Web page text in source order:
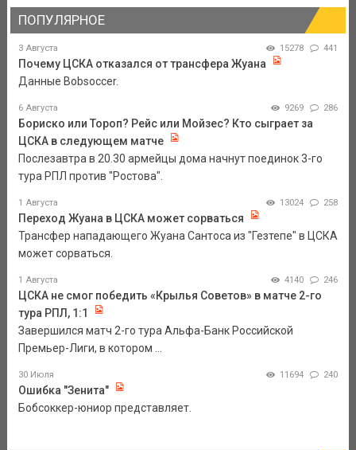
ПОПУЛЯРНОЕ
3 Августа 15278 441
Почему ЦСКА отказался от трансфера Жуана
Данные Bobsoccer.
6 Августа 9269 286
Бориско или Тороп? Рейс или Мойзес? Кто сыграет за
ЦСКА в следующем матче
Послезавтра в 20.30 армейцы дома начнут поединок 3-го
тура РПЛ против "Ростова".
1 Августа 13024 258
Переход Жуана в ЦСКА может сорваться
Трансфер нападающего Жуана Сантоса из "Гезтепе" в ЦСКА
может сорваться.
1 Августа 4140 246
ЦСКА не смог победить «Крылья Советов» в матче 2-го
тура РПЛ, 1:1
Завершился матч 2-го тура Альфа-Банк Российской
Премьер-Лиги, в котором ...
30 Июля 11694 240
Ошибка "Зенита"
Бобсоккер-юниор представляет.